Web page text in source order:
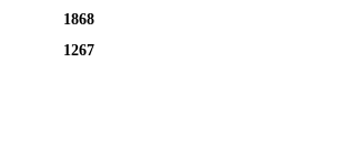
1868
1267